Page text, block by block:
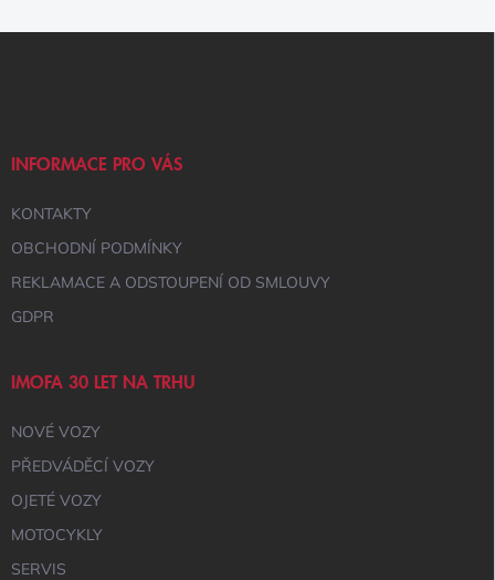
INFORMACE PRO VÁS
KONTAKTY
OBCHODNÍ PODMÍNKY
REKLAMACE A ODSTOUPENÍ OD SMLOUVY
GDPR
IMOFA 30 LET NA TRHU
NOVÉ VOZY
PŘEDVÁDĚCÍ VOZY
OJETÉ VOZY
MOTOCYKLY
SERVIS